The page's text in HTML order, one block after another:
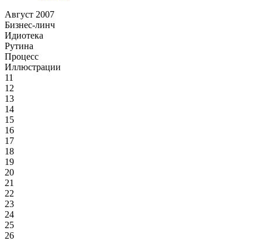
Август 2007
Бизнес-линч
Идиотека
Рутина
Процесс
Иллюстрации
11
12
13
14
15
16
17
18
19
20
21
22
23
24
25
26